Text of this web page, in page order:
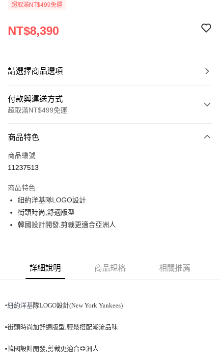
超取滿NT$499免運
NT$8,390
請選擇商品選項
付款與運送方式
超取滿NT$499免運
信用卡一次付款
超商取貨付款
Apple Pay
街口支付
全家取貨付款<未取貨列黑名單/不支援離島取退>
全家取貨<不支援離島取退>
每筆NT$60，滿NT$499(含以上)免運費
商品特色
商品編號
11237513
商品特色
紐約洋基隊LOGO設計
街頭時尚,舒適版型
韓國設計開發,剪裁更適合亞洲人
詳細說明 商品規格 相關推薦
•紐約洋基隊LOGO設計(New York Yankees)
•街頭時尚加舒適版型,輕鬆搭配潮流品味
•韓國設計開發,剪裁更適合亞洲人